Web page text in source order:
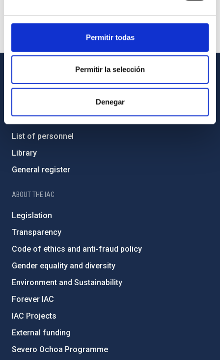
Permitir todas
Permitir la selección
Denegar
GENERAL INFORMATION
How to get to the IAC
List of personnel
Library
General register
ABOUT THE IAC
Legislation
Transparency
Code of ethics and anti-fraud policy
Gender equality and diversity
Environment and Sustainability
Forever IAC
IAC Projects
External funding
Severo Ochoa Programme